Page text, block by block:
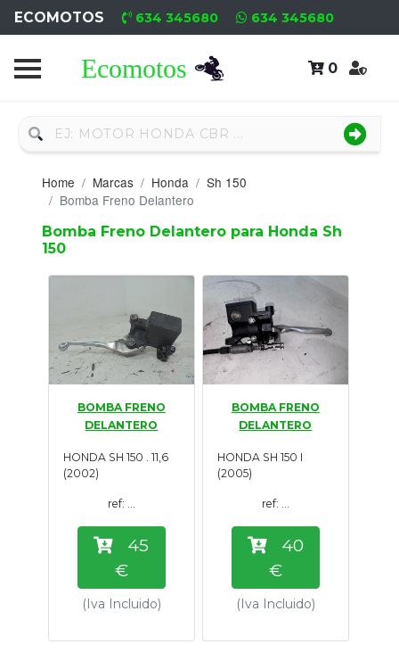
ECOMOTOS 634 345680 634 345680
0
Home
Nuevo
Neumáticos
Campa
Motores
Motores
Usados
Tasaciones
Formulario
Empresa
Contacto
Home Marcas Honda
Sh 150
Bomba Freno Delantero
Bomba Freno Delantero para Honda Sh
150
BOMBA FRENO
DELANTERO
HONDA SH 150 . 11,6
(2002)
ref: ...
45
€
(Iva Incluido)
BOMBA FRENO
DELANTERO
HONDA SH 150 I
(2005)
ref: ...
40
€
(Iva Incluido)